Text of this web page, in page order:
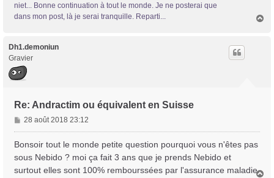
niet... Bonne continuation à tout le monde. Je ne posterai que
dans mon post, là je serai tranquille. Reparti...
Dh1.demoniun
Gravier
Re: Andractim ou équivalent en Suisse
M
e
s
g
28 août 2018 23:12
Bonsoir tout le monde petite question pourquoi vous n'êtes pas
sous Nebido ? moi ça fait 3 ans que je prends Nebido et
surtout elles sont 100% rembourssées par l'assurance maladie